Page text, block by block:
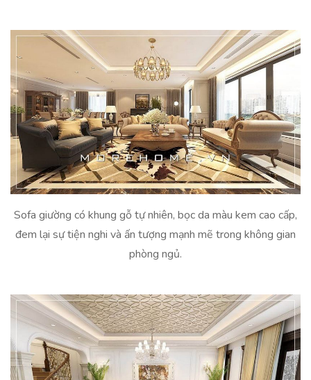
Sofa giường có khung gỗ tự nhiên, bọc da màu kem cao cấp,
đem lại sự tiện nghi và ấn tượng mạnh mẽ trong không gian
phòng ngủ.